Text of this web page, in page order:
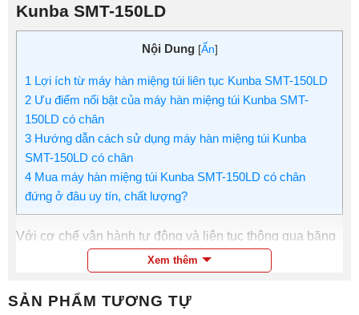
Kunba SMT-150LD
Nội Dung [Ẩn]
1 Lợi ích từ máy hàn miệng túi liên tục Kunba SMT-150LD
2 Ưu điểm nổi bật của máy hàn miệng túi Kunba SMT-
150LD có chân
3 Hướng dẫn cách sử dụng máy hàn miệng túi Kunba
SMT-150LD có chân
4 Mua máy hàn miệng túi Kunba SMT-150LD có chân
đứng ở đâu uy tín, chất lượng?
Với cơ chế vận hành tự động và liên tục thông qua băng
tải, động cơ và các con lăn, bánh răng, máy hàn miệng túi
Kunba SMT-150LD sẽ mang đến một giải pháp đóng gói
kín bảo quản sản phẩm hiệu quả:
Xem thêm
SẢN PHẨM TƯƠNG TỰ